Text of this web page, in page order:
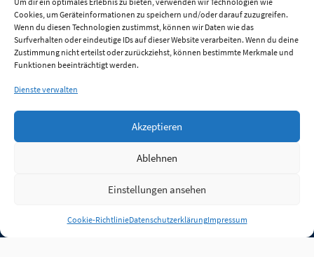
Cookies, um Geräteinformationen zu speichern und/oder darauf zuzugreifen.
Wenn du diesen Technologien zustimmst, können wir Daten wie das
Surfverhalten oder eindeutige IDs auf dieser Website verarbeiten. Wenn du deine
Zustimmung nicht erteilst oder zurückziehst, können bestimmte Merkmale und
Funktionen beeinträchtigt werden.
Dienste verwalten
Akzeptieren
Ablehnen
Einstellungen ansehen
Cookie-RichtlinieDatenschutzerklärungImpressum
Anmelden
Jobs Partner FAQ Quellen